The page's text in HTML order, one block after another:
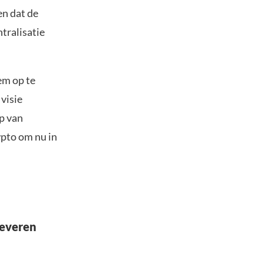
dat de
op te
van
om nu in